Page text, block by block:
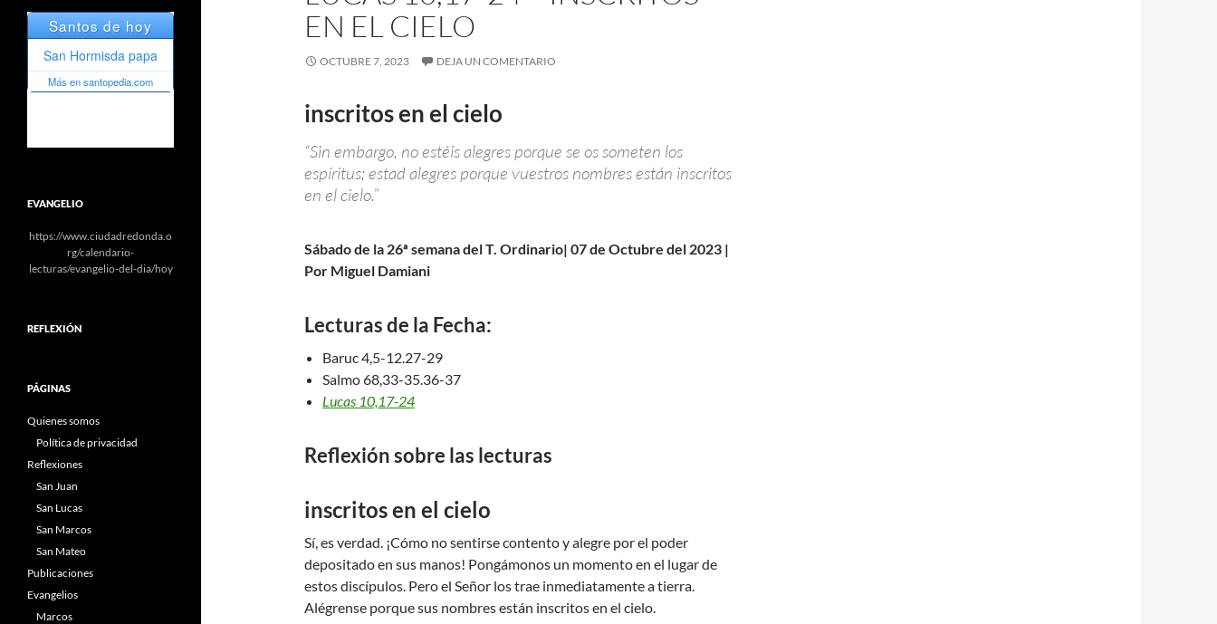
EN EL CIELO
OCTUBRE 7, 2023 DEJA UN COMENTARIO
inscritos en el cielo
“Sin embargo, no estéis alegres porque se os someten los
espíritus; estad alegres porque vuestros nombres están inscritos
en el cielo.”
Sábado de la 26ª semana del T. Ordinario| 07 de Octubre del 2023 |
Por Miguel Damiani
Lecturas de la Fecha:
Baruc 4,5-12.27-29
Salmo 68,33-35.36-37
Lucas 10,17-24
Reflexión sobre las lecturas
inscritos en el cielo
Sí, es verdad. ¡Cómo no sentirse contento y alegre por el poder
depositado en sus manos! Pongámonos un momento en el lugar de
estos discípulos. Pero el Señor los trae inmediatamente a tierra.
Alégrense porque sus nombres están inscritos en el cielo.
EVANGELIO
https://www.ciudadredonda.o
rg/calendario-
lecturas/evangelio-del-dia/hoy
REFLEXIÓN
PÁGINAS
Quienes somos
Política de privacidad
Reflexiones
San Juan
San Lucas
San Marcos
San Mateo
Publicaciones
Evangelios
Marcos